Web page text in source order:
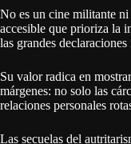
No es un cine militante
accesible que prioriza la
las grandes
Su valor radica en
márgenes: no solo las
relaciones personales
Las secuelas del